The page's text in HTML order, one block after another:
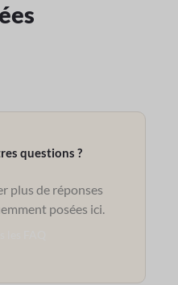
questions ?
plus de réponses
posées ici.